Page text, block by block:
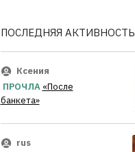
ПОСЛЕДНЯЯ АКТИВНОСТЬ
Ксения
ПРОЧЛА «После
банкета»
rus